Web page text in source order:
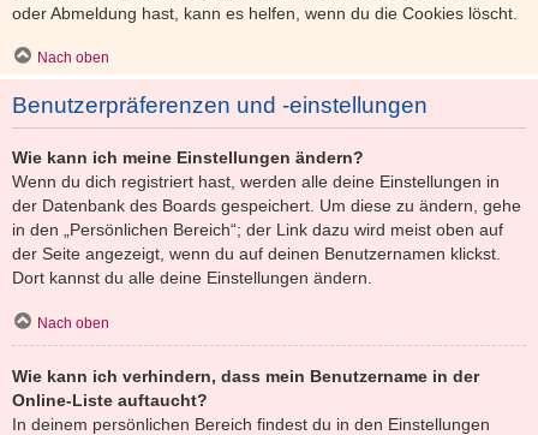
oder Abmeldung hast, kann es helfen, wenn du die Cookies löscht.
Nach oben
Benutzerpräferenzen und -einstellungen
Wie kann ich meine Einstellungen ändern?
Wenn du dich registriert hast, werden alle deine Einstellungen in
der Datenbank des Boards gespeichert. Um diese zu ändern, gehe
in den „Persönlichen Bereich“; der Link dazu wird meist oben auf
der Seite angezeigt, wenn du auf deinen Benutzernamen klickst.
Dort kannst du alle deine Einstellungen ändern.
Nach oben
Wie kann ich verhindern, dass mein Benutzername in der
Online-Liste auftaucht?
In deinem persönlichen Bereich findest du in den Einstellungen